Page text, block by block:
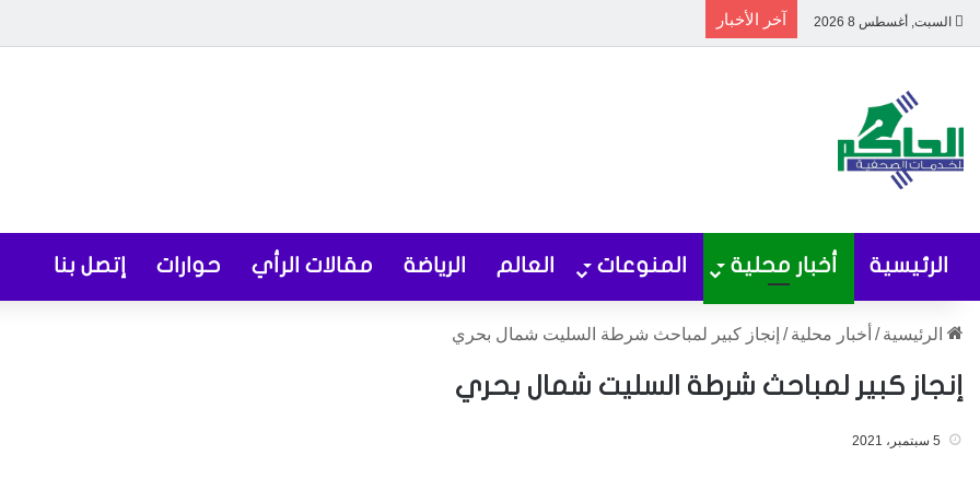
السبت, أغسطس 8 2026 آخر الأخبار
الرئيسية أخبار محلية المنوعات العالم الرياضة مقالات الرأي حوارات إتصل بنا
الرئيسية / أخبار محلية / إنجاز كبير لمباحث شرطة السليت شمال بحري
إنجاز كبير لمباحث شرطة السليت شمال بحري
5 سبتمبر، 2021